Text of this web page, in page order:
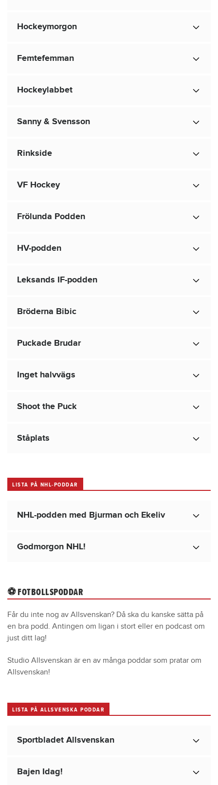
Hockeymorgon
Femtefemman
Hockeylabbet
Sanny & Svensson
Rinkside
VF Hockey
Frölunda Podden
HV-podden
Leksands IF-podden
Bröderna Bibic
Puckade Brudar
Inget halvvägs
Shoot the Puck
Ståplats
LISTA PÅ NHL-PODDAR
NHL-podden med Bjurman och Ekeliv
Godmorgon NHL!
⚽ FOTBOLLSPODDAR
Får du inte nog av Allsvenskan? Då ska du kanske sätta på
en bra podd. Antingen om ligan i stort eller en podcast om
just ditt lag!
Studio Allsvenskan är en av många poddar som pratar om
Allsvenskan!
LISTA PÅ ALLSVENSKA PODDAR
Sportbladet Allsvenskan
Bajen Idag!